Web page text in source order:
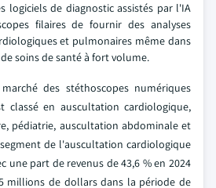
logiciels de diagnostic assistés par l'IA
filaires de fournir des analyses
et pulmonaires même dans
soins de santé à fort volume.
des stéthoscopes numériques
classé en auscultation cardiologique,
pédiatrie, auscultation abdominale et
de l'auscultation cardiologique
une part de revenus de 43,6 % en 2024
millions de dollars dans la période de